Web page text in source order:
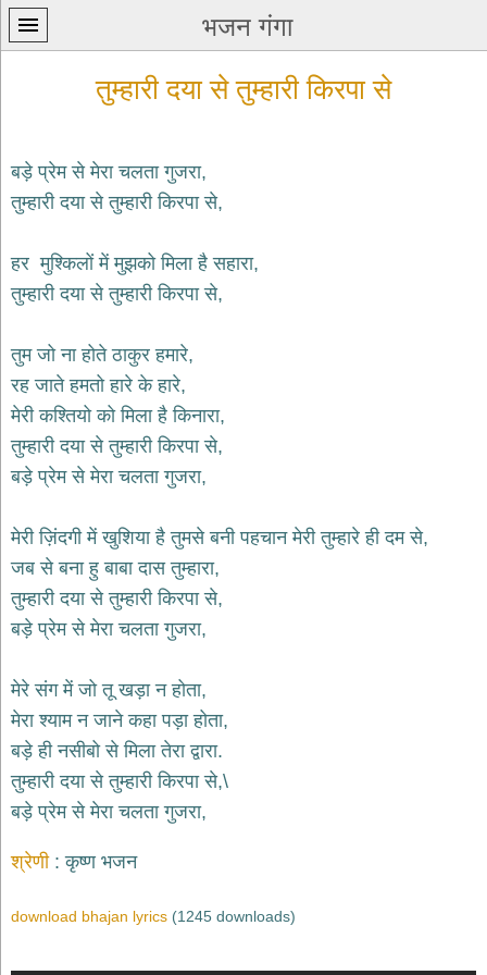
भजन गंगा
प्रथम
home
कृष्ण
bhajans
शिव
भजन
bhajans
हनुमान
hanuman
bhajans
साईं
भजन
sai
bhajans
भजन
jain
bhajans
दुर्गा
भजन
durga
bhajans
गणेश
bhajans
तुम्हारी दया से तुम्हारी किरपा से
बड़े प्रेम से मेरा चलता गुजरा,
तुम्हारी दया से तुम्हारी किरपा से,
हर मुश्किलों में मुझको मिला है सहारा,
तुम्हारी दया से तुम्हारी किरपा से,
तुम जो ना होते ठाकुर हमारे,
रह जाते हमतो हारे के हारे,
मेरी कश्तियो को मिला है किनारा,
तुम्हारी दया से तुम्हारी किरपा से,
बड़े प्रेम से मेरा चलता गुजरा,
मेरी ज़िंदगी में खुशिया है तुमसे बनी पहचान मेरी तुम्हारे ही दम से,
जब से बना हु बाबा दास तुम्हारा,
तुम्हारी दया से तुम्हारी किरपा से,
बड़े प्रेम से मेरा चलता गुजरा,
मेरे संग में जो तू खड़ा न होता,
मेरा श्याम न जाने कहा पड़ा होता,
बड़े ही नसीबो से मिला तेरा द्वारा.
तुम्हारी दया से तुम्हारी किरपा से,\
बड़े प्रेम से मेरा चलता गुजरा,
श्रेणी कृष्ण भजन
download bhajan lyrics (1245 downloads)